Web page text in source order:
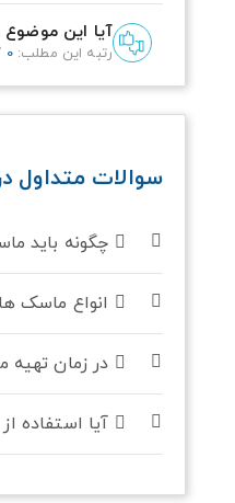
آیا این
رتبه این مطلب:0
سوالات متداول
چگونه باید
انواع ماسک
در زمان تهیه
آیا استفاده